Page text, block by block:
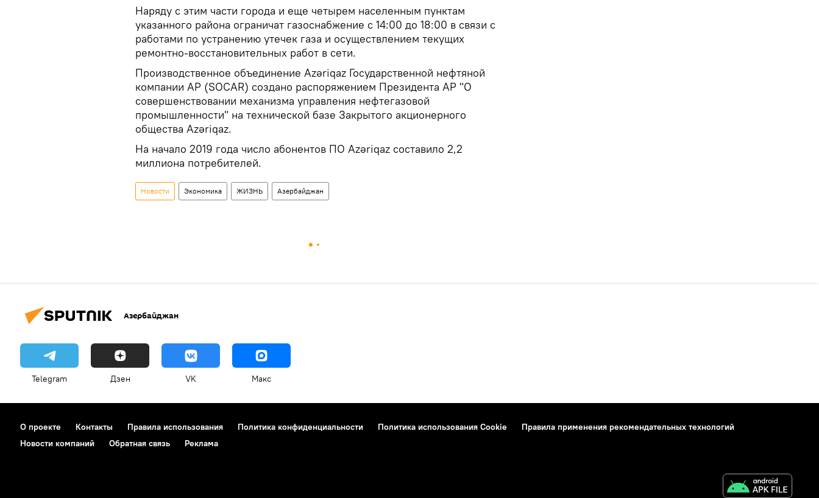
Наряду с этим части города и еще четырем населенным пунктам
указанного района ограничат газоснабжение с 14:00 до 18:00 в связи с
работами по устранению утечек газа и осуществлением текущих
ремонтно-восстановительных работ в сети.
Производственное объединение Azəriqaz Государственной нефтяной
компании АР (SOCAR) создано распоряжением Президента АР "О
совершенствовании механизма управления нефтегазовой
промышленности" на технической базе Закрытого акционерного
общества Azəriqaz.
На начало 2019 года число абонентов ПО Azəriqaz составило 2,2
миллиона потребителей.
Новости Экономика ЖИЗНЬ Азербайджан
Азербайджан
Telegram Дзен VK Макс
О проекте Контакты Правила использования Политика конфиденциальности Политика использования Cookie
Правила применения рекомендательных технологий
Новости компаний
Обратная связь Реклама